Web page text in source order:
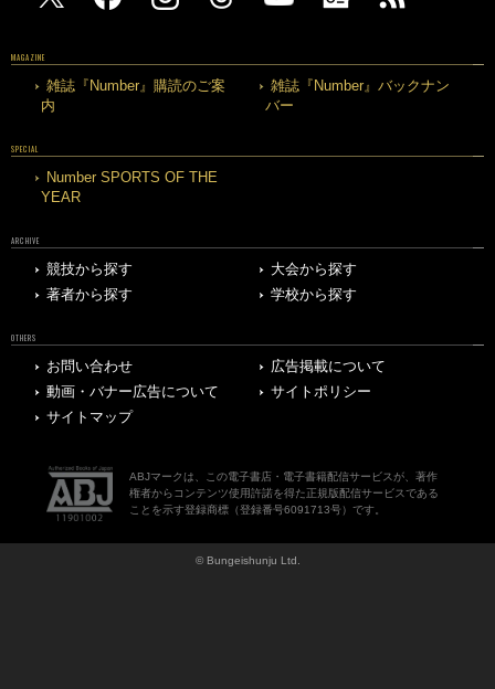
MAGAZINE
雑誌『Number』購読のご案
内
雑誌『Number』バックナン
バー
SPECIAL
Number SPORTS OF THE
YEAR
ARCHIVE
競技から探す
大会から探す
著者から探す
学校から探す
OTHERS
お問い合わせ
広告掲載について
動画・バナー広告について
サイトポリシー
サイトマップ
ABJマークは、この電子書店・電子書籍配信サービスが、著作
権者からコンテンツ使用許諾を得た正規版配信サービスである
ことを示す登録商標（登録番号6091713号）です。
© Bungeishunju Ltd.